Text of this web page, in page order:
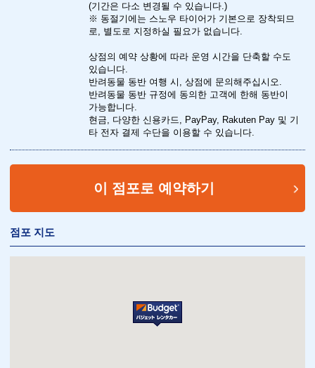
(기간은 다소 변경될 수 있습니다.)
※ 동절기에는 스노우 타이어가 기본으로 장착되므
로, 별도로 지정하실 필요가 없습니다.
상점의 예약 상황에 따라 운영 시간을 단축할 수도
있습니다.
반려동물 동반 여행 시, 상점에 문의해주십시오.
반려동물 동반 규정에 동의한 고객에 한해 동반이
가능합니다.
현금, 다양한 신용카드, PayPay, Rakuten Pay 및 기
타 전자 결제 수단을 이용할 수 있습니다.
이 점포로 예약하기
점포 지도